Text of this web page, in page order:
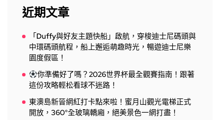
近期文章
「Duffy與好友主題快船」啟航，穿梭迪士尼碼頭與
中環碼頭航程，船上邂逅萌趣時光，暢遊迪士尼樂
園度假區！
你準備好了嗎？2026世界杯最全觀賽指南！跟著
這份攻略輕松看球不迷路！
東澳島新晉網紅打卡點來啦！蜜月山觀光電梯正式
開放，360°全玻璃轎廂，絕美景色一網打盡！